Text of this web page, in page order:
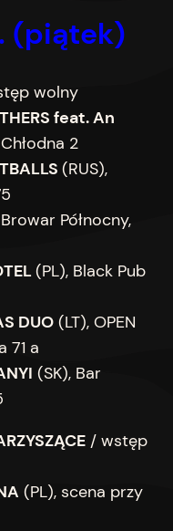
(piątek)
wolny
feat. An
2
(RUS),
Północny,
(PL), Black Pub
DUO(LT), OPEN
71 a
(SK), Bar
/ wstęp
(PL), scena przy